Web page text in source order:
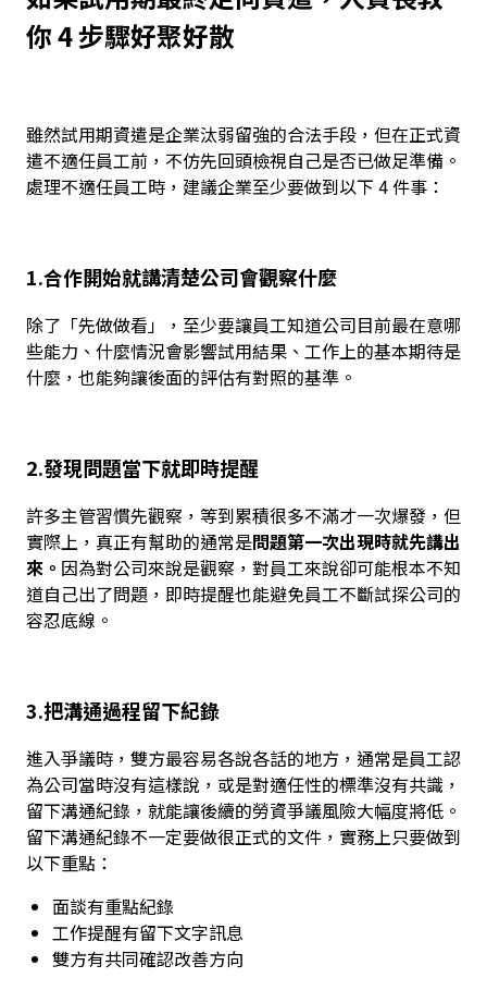
你 4 步驟好聚好散
雖然試用期資遣是企業汰弱留強的合法手段，但在正式資
遣不適任員工前，不仿先回頭檢視自己是否已做足準備。
處理不適任員工時，建議企業至少要做到以下 4 件事：
1.合作開始就講清楚公司會觀察什麼
除了「先做做看」，至少要讓員工知道公司目前最在意哪
些能力、什麼情況會影響試用結果、工作上的基本期待是
什麼，也能夠讓後面的評估有對照的基準。
2.發現問題當下就即時提醒
許多主管習慣先觀察，等到累積很多不滿才一次爆發，但
實際上，真正有幫助的通常是問題第一次出現時就先講出
來。 因為對公司來說是觀察，對員工來說卻可能根本不知
道自己出了問題，即時提醒也能避免員工不斷試探公司的
容忍底線。
3.把溝通過程留下紀錄
進入爭議時，雙方最容易各說各話的地方，通常是員工認
為公司當時沒有這樣說，或是對適任性的標準沒有共識，
留下溝通紀錄，就能讓後續的勞資爭議風險大幅度將低。
留下溝通紀錄不一定要做很正式的文件，實務上只要做到
以下重點：
面談有重點紀錄
工作提醒有留下文字訊息
雙方有共同確認改善方向